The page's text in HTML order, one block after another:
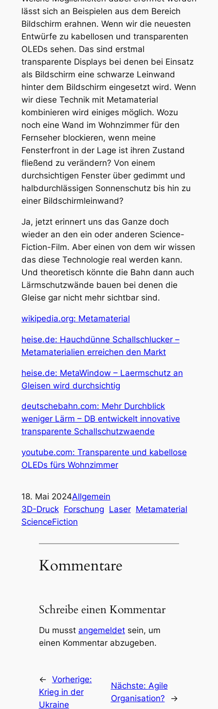
lässt sich an Beispielen aus dem Bereich
Bildschirm erahnen. Wenn wir die neuesten
Entwürfe zu kabellosen und transparenten
OLEDs sehen. Das sind erstmal
transparente Displays bei denen bei Einsatz
als Bildschirm eine schwarze Leinwand
hinter dem Bildschirm eingesetzt wird. Wenn
wir diese Technik mit Metamaterial
kombinieren wird einiges möglich. Wozu
noch eine Wand im Wohnzimmer für den
Fernseher blockieren, wenn meine
Fensterfront in der Lage ist ihren Zustand
fließend zu verändern? Von einem
durchsichtigen Fenster über gedimmt und
halbdurchlässigen Sonnenschutz bis hin zu
einer Bildschirmleinwand?
Ja, jetzt erinnert uns das Ganze doch
wieder an den ein oder anderen Science-
Fiction-Film. Aber einen von dem wir wissen
das diese Technologie real werden kann.
Und theoretisch könnte die Bahn dann auch
Lärmschutzwände bauen bei denen die
Gleise gar nicht mehr sichtbar sind.
wikipedia.org: Metamaterial
heise.de: Hauchdünne Schallschlucker –
Metamaterialien erreichen den Markt
heise.de: MetaWindow – Laermschutz an
Gleisen wird durchsichtig
deutschebahn.com: Mehr Durchblick
weniger Lärm – DB entwickelt innovative
transparente Schallschutzwaende
youtube.com: Transparente und kabellose
OLEDs fürs Wohnzimmer
18. Mai 2024Allgemein
3D-Druck Forschung Laser Metamaterial
ScienceFiction
Kommentare
Schreibe einen Kommentar
Du musst angemeldetsein, um
einen Kommentar abzugeben.
← Vorherige:
Krieg in der
Ukraine
Nächste: Agile
Organisation?
→